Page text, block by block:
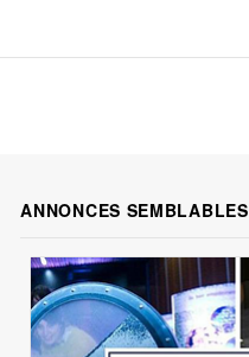
ANNONCES SEMBLABLES